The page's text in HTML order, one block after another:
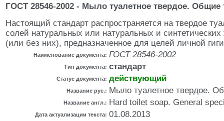
ГОСТ 28546-2002 - Мыло туалетное твердое. Общие
Настоящий стандарт распространяется на твердое
солей натуральных или натуральных и
(или без них), предназначенное для целей личной
Наименование документа: ГОСТ 28546-2002
Тип документа: стандарт
Статус документа: действующий
Название рус.: Мыло туалетное твердое.
Название англ.: Hard toilet soap. General
Дата актуализации текста: 01.08.2013